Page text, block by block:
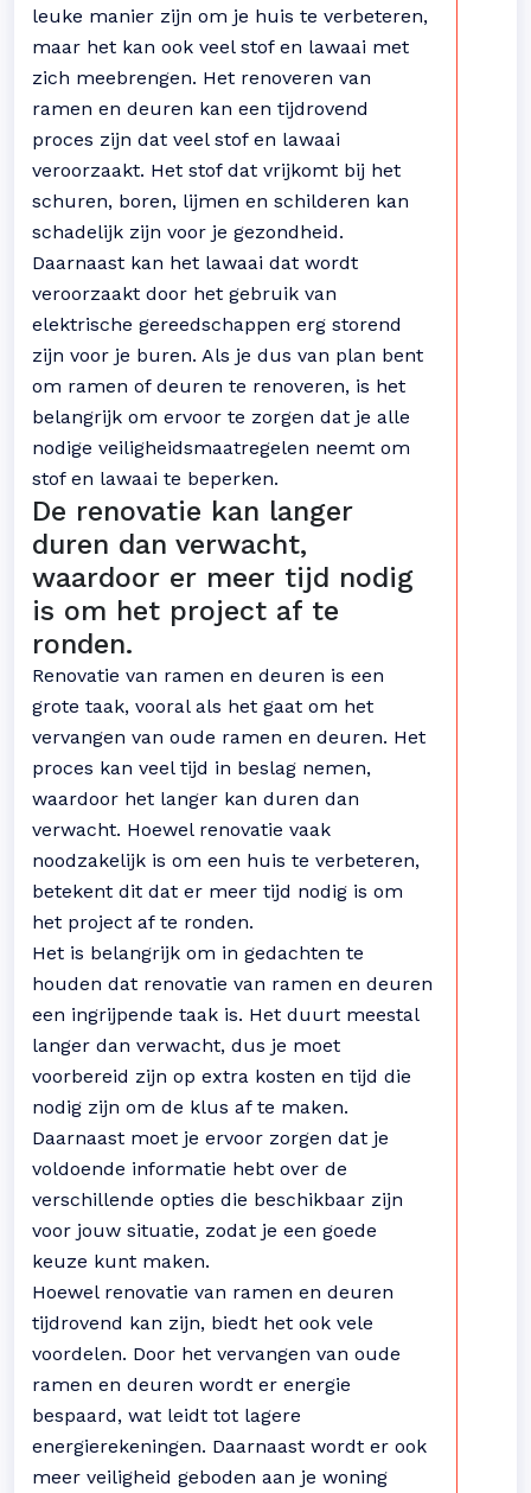
leuke manier zijn om je huis te verbeteren,
maar het kan ook veel stof en lawaai met
zich meebrengen. Het renoveren van
ramen en deuren kan een tijdrovend
proces zijn dat veel stof en lawaai
veroorzaakt. Het stof dat vrijkomt bij het
schuren, boren, lijmen en schilderen kan
schadelijk zijn voor je gezondheid.
Daarnaast kan het lawaai dat wordt
veroorzaakt door het gebruik van
elektrische gereedschappen erg storend
zijn voor je buren. Als je dus van plan bent
om ramen of deuren te renoveren, is het
belangrijk om ervoor te zorgen dat je alle
nodige veiligheidsmaatregelen neemt om
stof en lawaai te beperken.
De renovatie kan langer
duren dan verwacht,
waardoor er meer tijd nodig
is om het project af te
ronden.
Renovatie van ramen en deuren is een
grote taak, vooral als het gaat om het
vervangen van oude ramen en deuren. Het
proces kan veel tijd in beslag nemen,
waardoor het langer kan duren dan
verwacht. Hoewel renovatie vaak
noodzakelijk is om een huis te verbeteren,
betekent dit dat er meer tijd nodig is om
het project af te ronden.
Het is belangrijk om in gedachten te
houden dat renovatie van ramen en deuren
een ingrijpende taak is. Het duurt meestal
langer dan verwacht, dus je moet
voorbereid zijn op extra kosten en tijd die
nodig zijn om de klus af te maken.
Daarnaast moet je ervoor zorgen dat je
voldoende informatie hebt over de
verschillende opties die beschikbaar zijn
voor jouw situatie, zodat je een goede
keuze kunt maken.
Hoewel renovatie van ramen en deuren
tijdrovend kan zijn, biedt het ook vele
voordelen. Door het vervangen van oude
ramen en deuren wordt er energie
bespaard, wat leidt tot lagere
energierekeningen. Daarnaast wordt er ook
meer veiligheid geboden aan je woning